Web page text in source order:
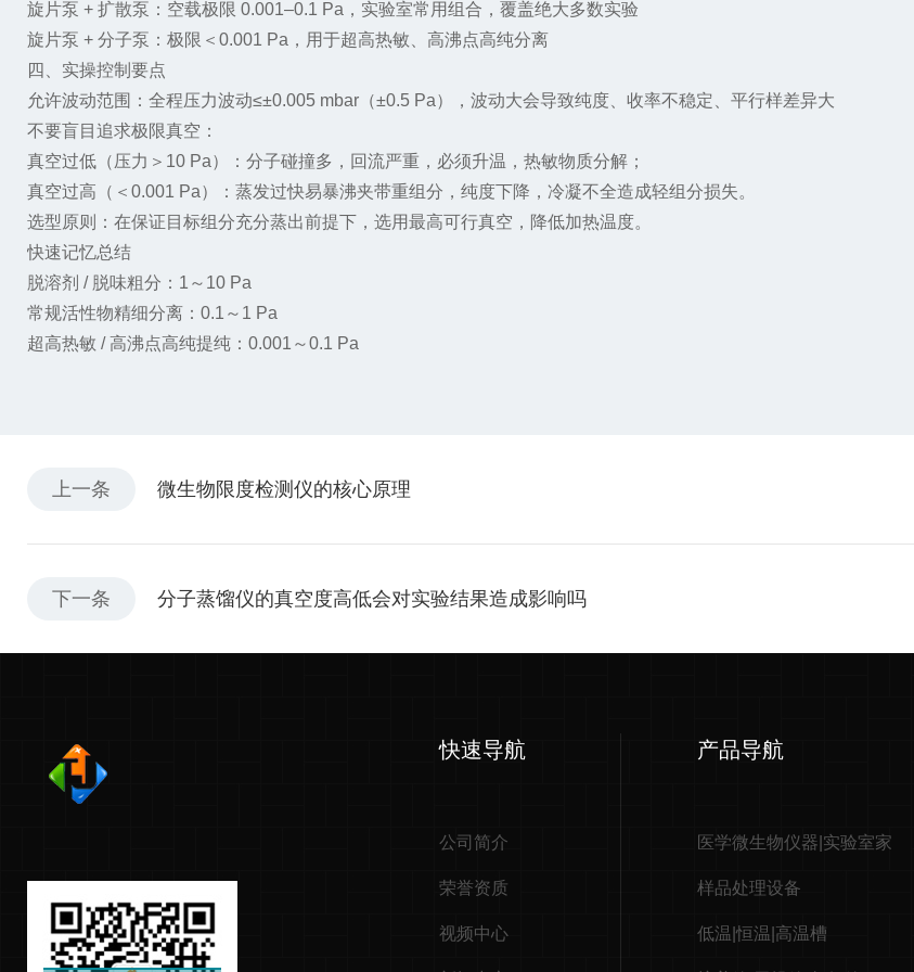
旋片泵 + 扩散泵：空载极限 0.001–0.1 Pa，实验室常用组合，覆盖绝大多数实验
旋片泵 + 分子泵：极限＜0.001 Pa，用于超高热敏、高沸点高纯分离
四、实操控制要点
允许波动范围：全程压力波动≤±0.005 mbar（±0.5 Pa），波动大会导致纯度、收率不稳定、平行样差异大
不要盲目追求极限真空：
真空过低（压力＞10 Pa）：分子碰撞多，回流严重，必须升温，热敏物质分解；
真空过高（＜0.001 Pa）：蒸发过快易暴沸夹带重组分，纯度下降，冷凝不全造成轻组分损失。
选型原则：在保证目标组分充分蒸出前提下，选用最高可行真空，降低加热温度。
快速记忆总结
脱溶剂 / 脱味粗分：1～10 Pa
常规活性物精细分离：0.1～1 Pa
超高热敏 / 高沸点高纯提纯：0.001～0.1 Pa
上一条 微生物限度检测仪的核心原理
下一条 分子蒸馏仪的真空度高低会对实验结果造成影响吗
快速导航
公司简介
荣誉资质
视频中心
产品导航
医学微生物仪器|实验室家
样品处理设备
低温|恒温|高温槽